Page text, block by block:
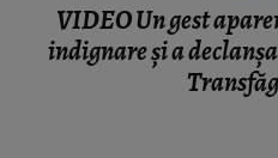
VIDEO Un gest
indignare și a